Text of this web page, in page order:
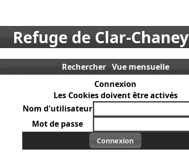
Refuge de Clar-Chaney
Rechercher Vue mensuelle
Connexion
Les Cookies doivent être activés
Nom d'utilisateur
Mot de passe